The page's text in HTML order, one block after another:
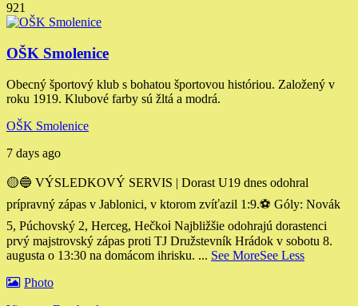
921
OŠK Smolenice
Obecný športový klub s bohatou športovou históriou. Založený v
roku 1919. Klubové farby sú žltá a modrá.
OŠK Smolenice
7 days ago
🟡🔵 VÝSLEDKOVÝ SERVIS | Dorast U19 dnes odohral
prípravný zápas v Jablonici, v ktorom zvíťazil 1:9.⚽️ Góly: Novák
5, Púchovský 2, Herceg, Hečkoℹ️ Najbližšie odohrajú dorastenci
prvý majstrovský zápas proti TJ Družstevník Hrádok v sobotu 8.
augusta o 13:30 na domácom ihrisku. ... See MoreSee Less
Photo